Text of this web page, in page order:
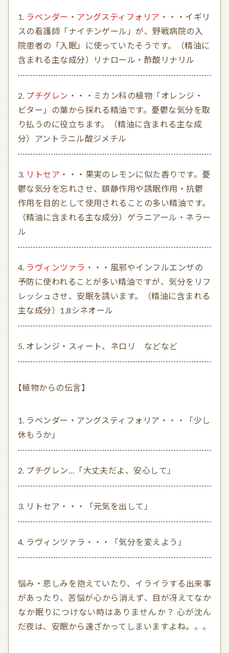
ラベンダー・アングスティフォリア ・・・イギリ
スの看護師「ナイチンゲール」が、野戦病院の入
院患者の「入眠」に使っていたそうです。（精油に
含まれる主な成分）リナロール・酢酸リナリル
プチグレン ・・・ミカン科の植物「オレンジ・
ビター」の葉から採れる精油です。憂鬱な気分を取
り払うのに役立ちます。（精油に含まれる主な成
分）アントラニル酸ジメチル
リトセア ・・・果実のレモンに似た香りです。憂
鬱な気分を忘れさせ、鎮静作用や誘眠作用・抗鬱
作用を目的として使用されることの多い精油です。
（精油に含まれる主な成分）ゲラニアール・ネラー
ル
ラヴィンツァラ ・・・風邪やインフルエンザの
予防に使われることが多い精油ですが、気分をリフ
レッシュさせ、安眠を誘います。（精油に含まれる
主な成分）1,8シネオール
オレンジ・スィート、ネロリ などなど
【植物からの伝言】
ラベンダー・アングスティフォリア・・・「少し
休もうか」
プチグレン…「大丈夫だよ、安心して」
リトセア・・・「元気を出して」
ラヴィンツァラ・・・「気分を変えよう」
悩み・悲しみを抱えていたり、イライラする出来事
があったり、苦悩が心から消えず、目が冴えてなか
なか眠りにつけない時はありませんか？ 心が沈ん
だ夜は、安眠から遠ざかってしまいますよね。。。